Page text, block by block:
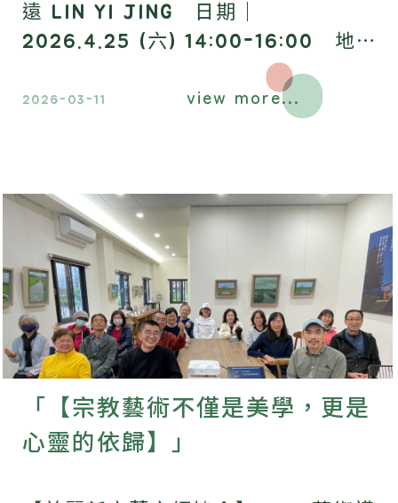
遠 LIN YI JING 日期｜
2026.4.25 (六) 14:00-16:00 地點
｜ 昶懋玉蘭園，歡迎報名參加​。
2026-03-11 view more...
「【宗教藝術不僅是美學，更是
心靈的依歸】」